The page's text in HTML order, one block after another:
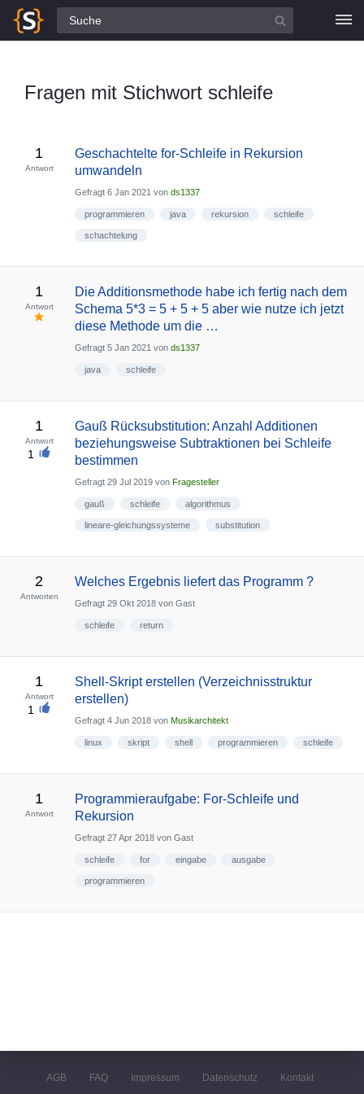
Alle Fragen
Fragen mit Stichwort schleife
1
Antwort
Geschachtelte for-Schleife in Rekursion
umwandeln
Gefragt 6 Jan 2021 von ds1337
programmieren java rekursion schleife
schachtelung
1
Antwort
Die Additionsmethode habe ich fertig nach dem
Schema 5*3 = 5 + 5 + 5 aber wie nutze ich jetzt
diese Methode um die …
Gefragt 5 Jan 2021 von ds1337
java schleife
1
Antwort
1
Gauß Rücksubstitution: Anzahl Additionen
beziehungsweise Subtraktionen bei Schleife
bestimmen
Gefragt 29 Jul 2019 von Fragesteller
gauß schleife algorithmus
lineare-gleichungssysteme substitution
2
Antworten
Welches Ergebnis liefert das Programm ?
Gefragt 29 Okt 2018 von Gast
schleife return
1
Antwort
1
Shell-Skript erstellen (Verzeichnisstruktur
erstellen)
Gefragt 4 Jun 2018 von Musikarchitekt
linux skript shell programmieren schleife
1
Antwort
Programmieraufgabe: For-Schleife und
Rekursion
Gefragt 27 Apr 2018 von Gast
schleife for eingabe ausgabe
programmieren
AGB FAQ Impressum Datenschutz Kontakt